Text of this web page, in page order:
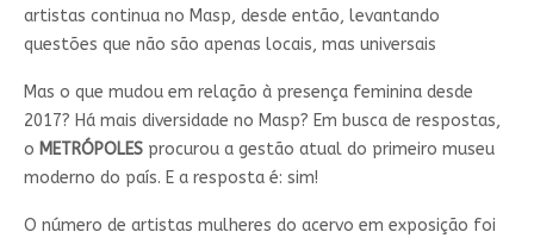
artistas continua no Masp, desde então, levantando
questões que não são apenas locais, mas universais
Mas o que mudou em relação à presença feminina desde
2017? Há mais diversidade no Masp? Em busca de respostas,
o METRÓPOLESprocurou a gestão atual do primeiro museu
moderno do país. E a resposta é: sim!
O número de artistas mulheres do acervo em exposição foi